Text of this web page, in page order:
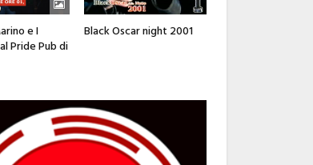
e I
Pride Pub di
Black Oscar night 2001